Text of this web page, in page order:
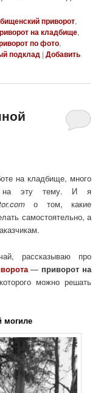
приворот,
на кладбище,
по фото,
подклад |Добавить
на кладбище, много
на эту тему. И я
о том, какие
самостоятельно, а
рассказываю про
— приворот на
можно решать
могиле